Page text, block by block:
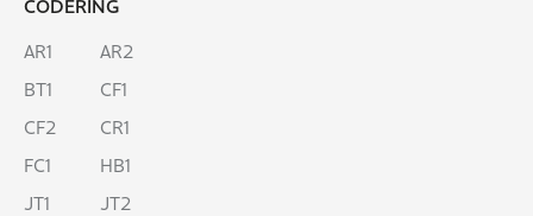
CODERING
AR1
AR2
BT1
CF1
CF2
CR1
FC1
HB1
JT1
JT2